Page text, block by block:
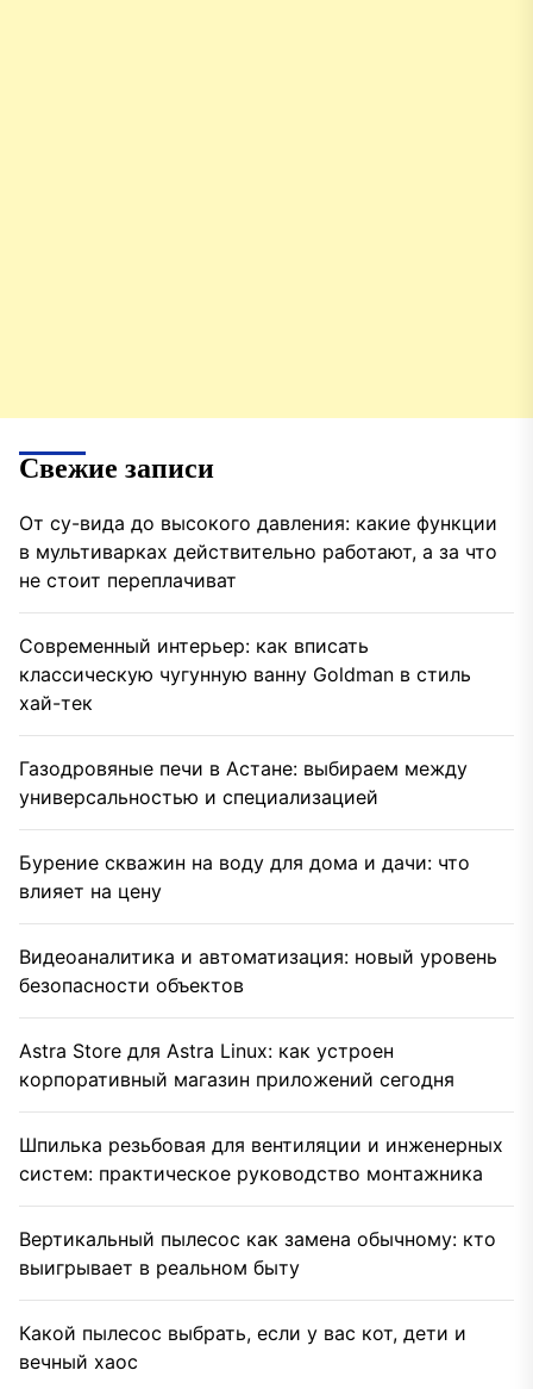
Свежие записи
От су-вида до высокого давления: какие функции
в мультиварках действительно работают, а за что
не стоит переплачиват
Современный интерьер: как вписать
классическую чугунную ванну Goldman в стиль
хай-тек
Газодровяные печи в Астане: выбираем между
универсальностью и специализацией
Бурение скважин на воду для дома и дачи: что
влияет на цену
Видеоаналитика и автоматизация: новый уровень
безопасности объектов
Astra Store для Astra Linux: как устроен
корпоративный магазин приложений сегодня
Шпилька резьбовая для вентиляции и инженерных
систем: практическое руководство монтажника
Вертикальный пылесос как замена обычному: кто
выигрывает в реальном быту
Какой пылесос выбрать, если у вас кот, дети и
вечный хаос